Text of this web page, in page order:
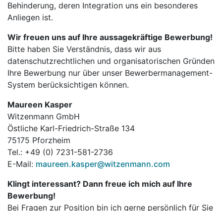
Behinderung, deren Integration uns ein besonderes
Anliegen ist.
Wir freuen uns auf Ihre aussagekräftige Bewerbung!
Bitte haben Sie Verständnis, dass wir aus
datenschutzrechtlichen und organisatorischen Gründen
Ihre Bewerbung nur über unser Bewerbermanagement-
System berücksichtigen können.
Maureen Kasper
Witzenmann GmbH
Östliche Karl-Friedrich-Straße 134
75175 Pforzheim
Tel.: +49 (0) 7231-581-2736
E-Mail: maureen.kasper@witzenmann.com
Klingt interessant? Dann freue ich mich auf Ihre
Bewerbung!
Bei Fragen zur Position bin ich gerne persönlich für Sie